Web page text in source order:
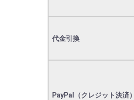
代金引換
PayPal（クレジット決済）